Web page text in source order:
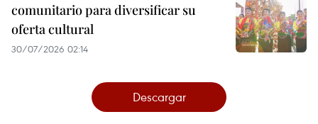
comunitario para diversificar su
oferta cultural
30/07/2026 02:14
Descargar